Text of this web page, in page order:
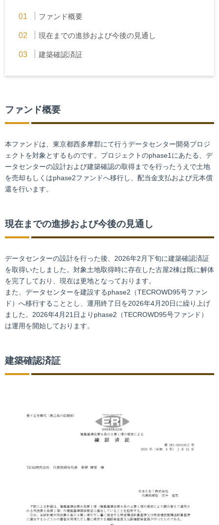
ファンド概要
現在までの進捗および今後の見通し
建築確認済証
ファンド概要
本ファンドは、東京都西多摩郡にて行うデータセンター開発プロジ
ェクトを対象とするものです。プロジェクトのphase1にあたる、デ
ータセンターの設計および建築確認の取得までを行ったうえで土地
を売却もしくはphase2ファンドへ移行し、配当金支払および元本償
還を行います。
現在までの進捗および今後の見通し
データセンターの設計を行った後、2026年2月下旬に建築確認済証
を取得いたしました。対象土地取得時に存在した古屋2棟は既に解体
を完了しており、現在は更地となっております。
また、データセンターを建設するphase2（TECROWD95号ファン
ド）へ移行することとし、運用終了日を2026年4月20日に繰り上げ
ました。2026年4月21日よりphase2（TECROWD95号ファンド）
は運用を開始しております。
建築確認済証